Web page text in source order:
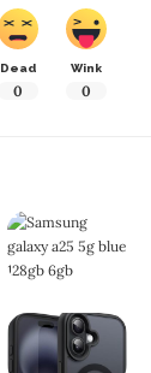
Dead
0
Wink
0